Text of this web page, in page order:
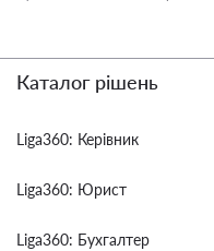
Каталог рішень
Liga360: Керівник
Liga360: Юрист
Liga360: Бухгалтер